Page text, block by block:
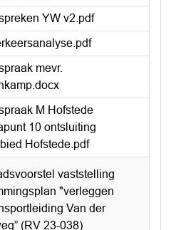
YW v2.pdf
mevr.
M Hofstede
10 ontsluiting
Hofstede.pdf
vaststelling
"verleggen
Van der
(RV 23-038)